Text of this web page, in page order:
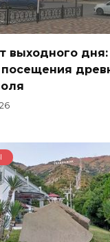
выходного